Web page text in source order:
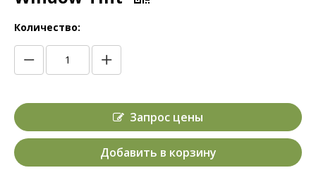
Количество:
Запрос цены
Добавить в корзину